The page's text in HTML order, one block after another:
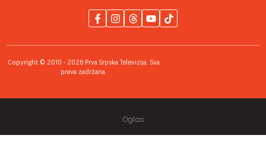
Copyright © 2010 - 2026 Prva Srpska Televizija. Sva
prava zadržana.